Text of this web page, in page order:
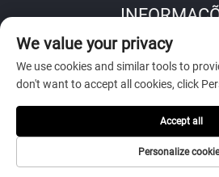
Inscreva-se para receber nosso
Enviar
We value your privacy
We use cookies and similar tools to
don't want to accept all cookies, click
Personalize
Accept all